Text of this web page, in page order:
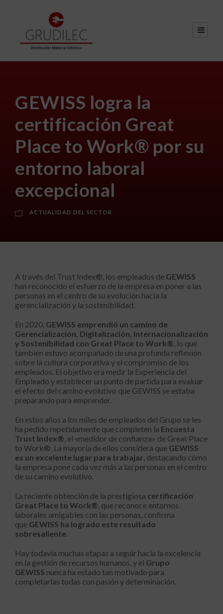
GEWISS logra la
certificación Great
Place to Work® por su
entorno laboral
excepcional
ACTUALIDAD DEL SECTOR
A través del Trust Index®, los empleados de GEWISS
han reconocido el esfuerzo de la empresa en poner a las
personas en el centro de su evolución hacia la
gerencialización y la sostenibilidad.
En 2020, GEWISS emprendió un camino de
Gerencialización, Digitalización, Internacionalización
y Sostenibilidad con Great Place to Work®, lo que
también estuvo acompañado de una profunda reflexión
sobre la cultura corporativa y el compromiso de los
empleados. El objetivo era medir la Experiencia del
Empleado y establecer un punto de partida para evaluar
el efecto del camino evolutivo que GEWISS se estaba
preparando para emprender.
En estos años a los miles de empleados del Grupo se les
ha pedido repetidamente que completen la Encuesta
Trust Index®, el «medidor de confianza» de Great Place
to Work®. La mayoría de ellos considera que GEWISS
es un excelente lugar para trabajar, destacando cómo
la empresa pone cada vez más a las personas en el centro
de su camino evolutivo.
La reciente obtención de la prestigiosa certificación
Great Place to Work®, que reconoce entornos
laborales amigables con las personas, confirma
que GEWISS ha logrado este resultado
sobresaliente.
Hay todavía muchas etapas a seguir hacia la excelencia
en la gestión de recursos humanos, y el Grupo
GEWISS nunca ha estado tan motivado para
completarlas todas con pasión y determinación.